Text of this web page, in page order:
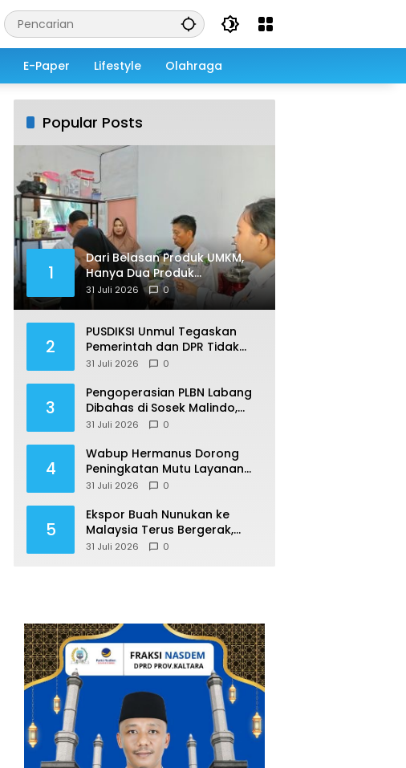
E-Paper Lifestyle Olahraga
Popular Posts
1
Dari Belasan Produk UMKM,
Hanya Dua Produk
Berpeluang Dapat Izin BPOM
31 Juli 2026 0
2
PUSDIKSI Unmul Tegaskan
Pemerintah dan DPR Tidak
Tafsirkan Putusan MK Soal
31 Juli 2026 0
3
Pengoperasian PLBN Labang
Dibahas di Sosek Malindo,
Robby: Perbatasan Jadi
31 Juli 2026 0
4
Wabup Hermanus Dorong
Peningkatan Mutu Layanan
RSUD Nunukan
31 Juli 2026 0
5
Ekspor Buah Nunukan ke
Malaysia Terus Bergerak,
Pemkab Dorong Produk Lokal
31 Juli 2026 0